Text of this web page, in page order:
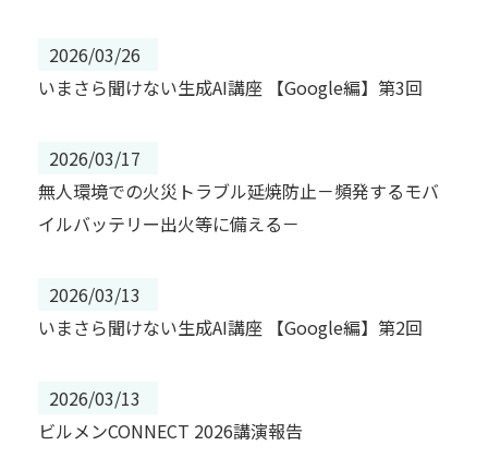
2026/03/26
いまさら聞けない生成AI講座 【Google編】第3回
2026/03/17
無人環境での火災トラブル延焼防止－頻発するモバ
イルバッテリー出火等に備える－
2026/03/13
いまさら聞けない生成AI講座 【Google編】第2回
2026/03/13
ビルメンCONNECT 2026講演報告